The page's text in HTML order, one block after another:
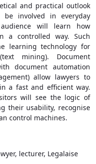
and practical outlook
be involved in everyday
will learn how
a controlled way. Such
learning technology for
mining). Document
document automation
allow lawyers to
a fast and efficient way.
will see the logic of
their usability, recognise
control machines.
lecturer, Legalaise